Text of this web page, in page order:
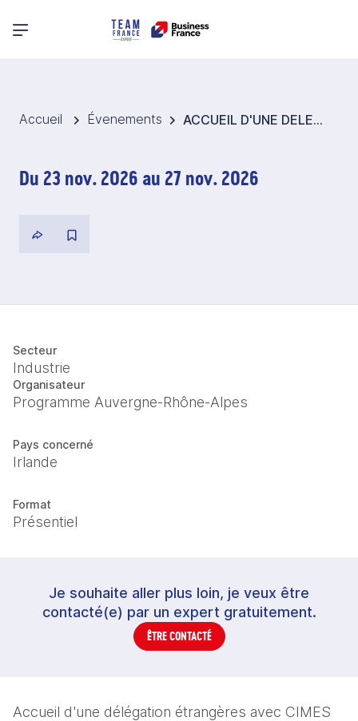
Menu principal
Accueil Évenements ACCUEIL D'UNE DELEGATION IRLANDAISE
Du 23 nov. 2026 au 27 nov. 2026
Secteur
Industrie
Organisateur
Programme Auvergne-Rhône-Alpes
Pays concerné
Irlande
Format
Présentiel
Je souhaite aller plus loin, je veux être
contacté(e) par un expert gratuitement.
ÊTRE CONTACTÉ
Accueil d'une délégation étrangères avec CIMES